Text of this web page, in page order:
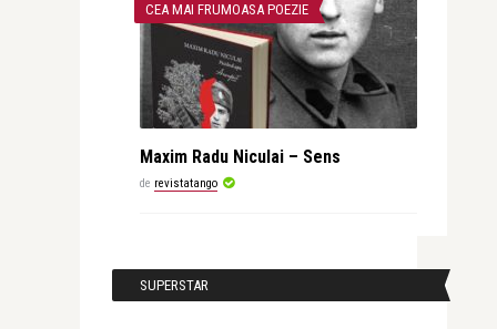
CEA MAI FRUMOASA POEZIE
Maxim Radu Niculai – Sens
de revistatango
SUPERSTAR